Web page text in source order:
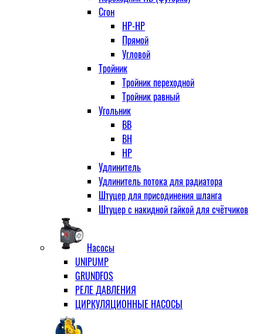
Сгон
НР-НР
Прямой
Угловой
Тройник
Тройник переходной
Тройник равный
Угольник
ВВ
ВН
НР
Удлинитель
Удлинитель потока для радиатора
Штуцер для присодинения шланга
Штуцер с накидной гайкой для счётчиков
Насосы
UNIPUMP
GRUNDFOS
РЕЛЕ ДАВЛЕНИЯ
ЦИРКУЛЯЦИОННЫЕ НАСОСЫ